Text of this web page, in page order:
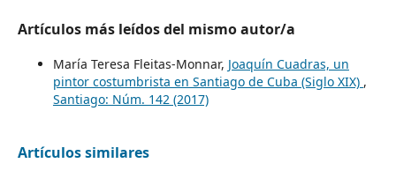
Artículos más leídos del mismo autor/a
María Teresa Fleitas-Monnar, Joaquín Cuadras, un
pintor costumbrista en Santiago de Cuba (Siglo XIX) ,
Santiago: Núm. 142 (2017)
Artículos similares